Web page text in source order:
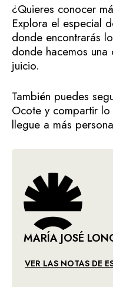
¿Quieres conocer
Explora el especial
donde encontrarás
donde hacemos
juicio.
También puedes
Ocote y compartir
llegue a más
MARÍA JOSÉ
VER LAS NOTAS DE